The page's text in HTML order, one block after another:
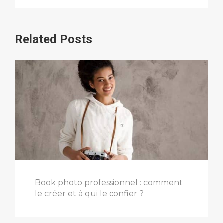
Related Posts
Book photo professionnel : comment
le créer et à qui le confier ?